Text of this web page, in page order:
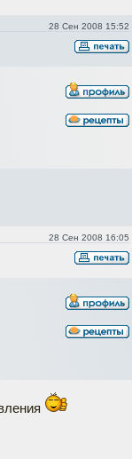
28 Сен 2008 15:52
28 Сен 2008 16:05